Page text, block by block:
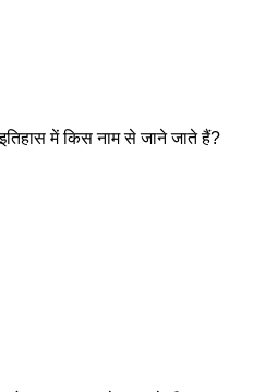
इतिहास में किस नाम से जाने जाते हैं?